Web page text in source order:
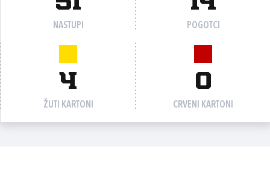
NASTUPI POGOTCI
4
ŽUTI KARTONI
0
CRVENI KARTONI